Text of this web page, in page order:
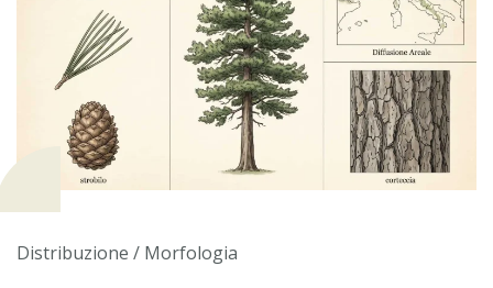
Distribuzione / Morfologia